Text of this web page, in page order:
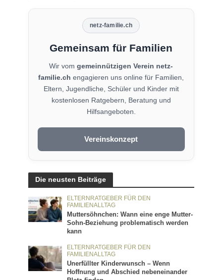
netz-familie.ch
Gemeinsam für Familien
Wir vom gemeinnützigen Verein netz-
familie.ch engagieren uns online für Familien,
Eltern, Jugendliche, Schüler und Kinder mit
kostenlosen Ratgebern, Beratung und
Hilfsangeboten.
Vereinskonzept
Die neusten Beiträge
ELTERNRATGEBER FÜR DEN
FAMILIENALLTAG
Muttersöhnchen: Wann eine enge Mutter-
Sohn-Beziehung problematisch werden
kann
ELTERNRATGEBER FÜR DEN
FAMILIENALLTAG
Unerfüllter Kinderwunsch – Wenn
Hoffnung und Abschied nebeneinander